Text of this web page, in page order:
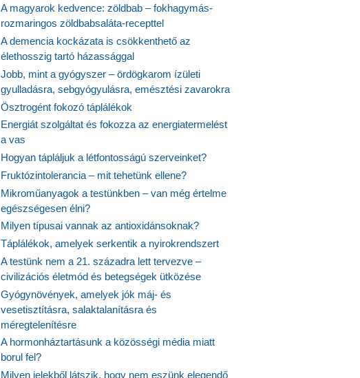
A magyarok kedvence: zöldbab – fokhagymás-
rozmaringos zöldbabsaláta-recepttel
A demencia kockázata is csökkenthető az
élethosszig tartó házassággal
Jobb, mint a gyógyszer – ördögkarom ízületi
gyulladásra, sebgyógyulásra, emésztési zavarokra
Ösztrogént fokozó táplálékok
Energiát szolgáltat és fokozza az energiatermelést
a vas
Hogyan tápláljuk a létfontosságú szerveinket?
Fruktózintolerancia – mit tehetünk ellene?
Mikroműanyagok a testünkben – van még értelme
egészségesen élni?
Milyen típusai vannak az antioxidánsoknak?
Táplálékok, amelyek serkentik a nyirokrendszert
A testünk nem a 21. századra lett tervezve –
civilizációs életmód és betegségek ütközése
Gyógynövények, amelyek jók máj- és
vesetisztításra, salaktalanításra és
méregtelenítésre
A hormonháztartásunk a közösségi média miatt
borul fel?
Milyen jelekből látszik, hogy nem eszünk elegendő